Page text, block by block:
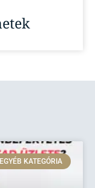
EGYÉB KATEGÓRIA